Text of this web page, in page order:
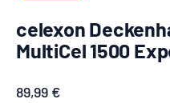
celexon
MultiCel 1500
Angebot
89,99 €